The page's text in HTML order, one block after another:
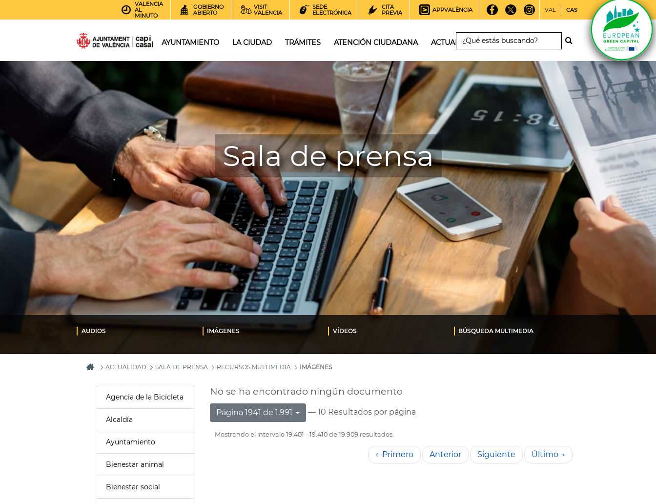
VALENCIA
AL
MINUTO
GOBIERNO
ABIERTO
VISIT
VALENCIA
SEDE
ELECTRÓNICA
CITA
PREVIA
APPVALÈNCIA VAL CAS
AYUNTAMIENTO LA CIUDAD TRÁMITES ATENCIÓN CIUDADANA ACTUALIDAD
Sala de prensa
AUDIOS IMÁGENES VÍDEOS BÚSQUEDA MULTIMEDIA
ACTUALIDAD SALA DE PRENSA RECURSOS MULTIMEDIA IMÁGENES
Agencia de la Bicicleta
Alcaldía
Ayuntamiento
Bienestar animal
Bienestar social
No se ha encontrado ningún documento
Página 1941 de 1.991 — 10 Resultados por página
Mostrando el intervalo 19.401 - 19.410 de 19.909 resultados.
← Primero Anterior Siguiente Último →